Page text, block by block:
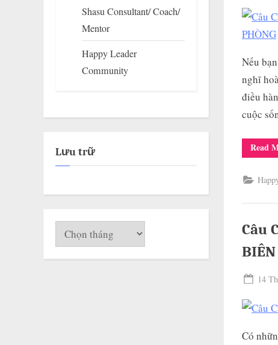
Nếu
nghĩ
điều
cuộc
Read
Câu
BIÊN
14
Có
Shasu Consultant/ Coach/
Mentor
Happy Leader
Community
Lưu trữ
Lưu
trữ